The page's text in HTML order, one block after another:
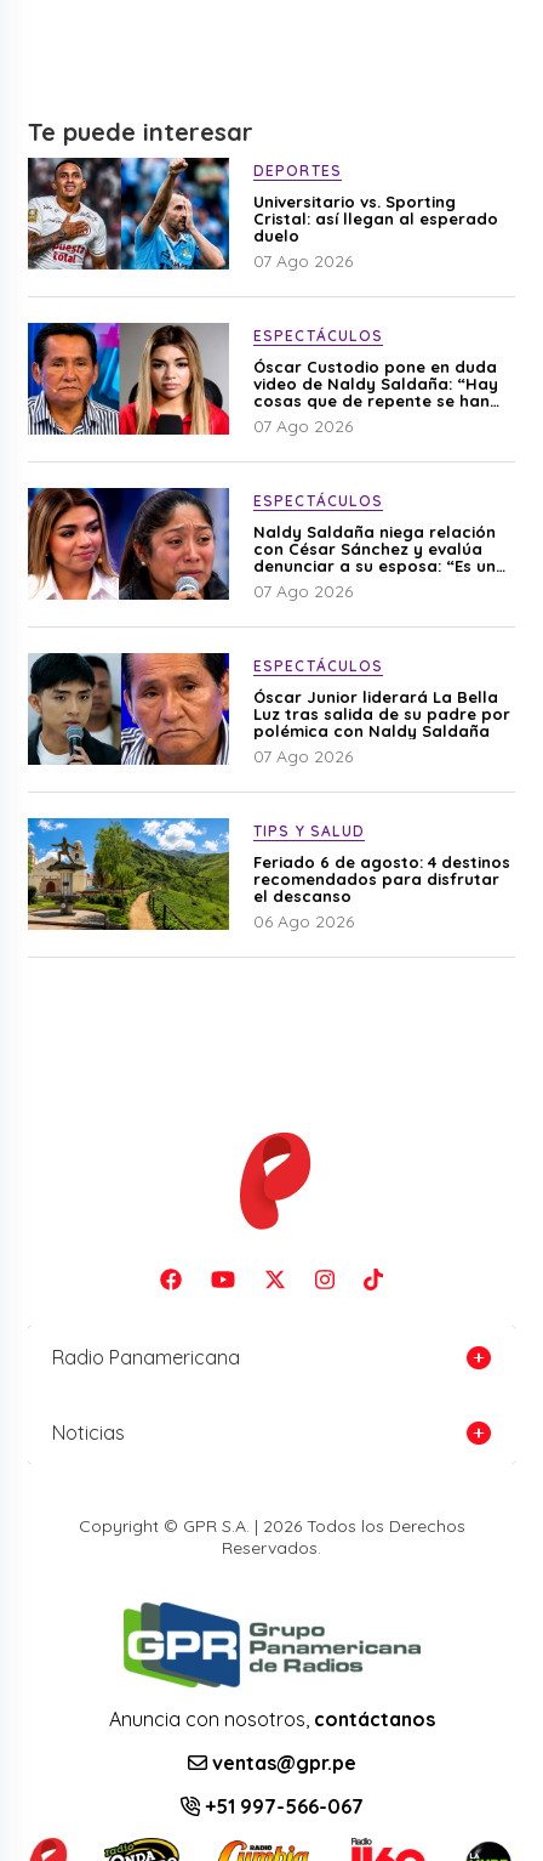
Te puede interesar
DEPORTES
Universitario vs. Sporting
Cristal: así llegan al esperado
duelo
07 Ago 2026
ESPECTÁCULOS
Óscar Custodio pone en duda
video de Naldy Saldaña: “Hay
cosas que de repente se han
editado”
07 Ago 2026
ESPECTÁCULOS
Naldy Saldaña niega relación
con César Sánchez y evalúa
denunciar a su esposa: “Es una
difamación”
07 Ago 2026
ESPECTÁCULOS
Óscar Junior liderará La Bella
Luz tras salida de su padre por
polémica con Naldy Saldaña
07 Ago 2026
TIPS Y SALUD
Feriado 6 de agosto: 4 destinos
recomendados para disfrutar
el descanso
06 Ago 2026
Radio Panamericana
Noticias
Copyright © GPR S.A. | 2026 Todos los Derechos
Reservados.
Anuncia con nosotros, contáctanos
ventas@gpr.pe
+51 997-566-067